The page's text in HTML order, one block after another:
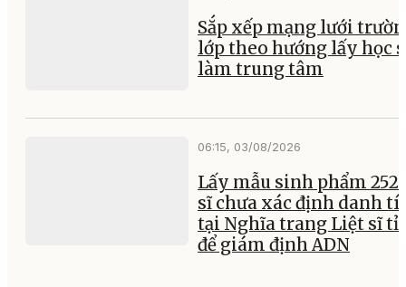
Sắp xếp mạng lưới
lớp theo hướng lấy học
làm trung tâm
06:15, 03/08/2026
Lấy mẫu sinh phẩm 252
sĩ chưa xác định danh
tại Nghĩa trang Liệt sĩ
để giám định ADN